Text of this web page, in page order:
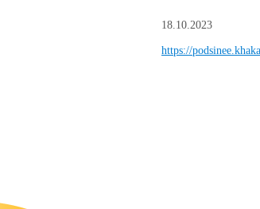
18.10.2023
https://